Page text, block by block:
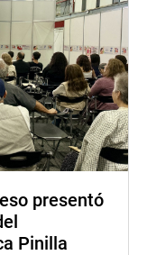
presentó
Pinilla